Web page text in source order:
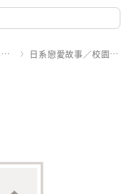
📌圖文漫畫85折起 日系戀愛故事／校園青春